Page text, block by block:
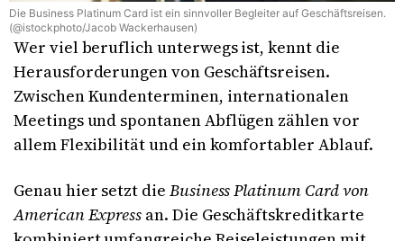
Die Business Platinum Card ist ein sinnvoller Begleiter auf Geschäftsreisen.
(@istockphoto/Jacob Wackerhausen)
Wer viel beruflich unterwegs ist, kennt die
Herausforderungen von Geschäftsreisen.
Zwischen Kundenterminen, internationalen
Meetings und spontanen Abflügen zählen vor
allem Flexibilität und ein komfortabler Ablauf.
Genau hier setzt die Business Platinum Card von
American Express an. Die Geschäftskreditkarte